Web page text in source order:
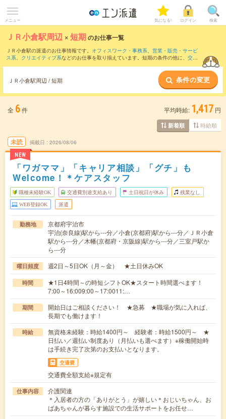
メニュー 気になる! ログイン 検索
ＪＲ小倉駅周辺 ×短期のお仕事一覧
ＪＲ小倉駅の派遣のお仕事情報です。 オフィスワーク・事務系、 営業・販売・サービ
ス系、 クリエイティブ系などのお仕事を取り揃えています。短期の条件の他に、 交通
ＪＲ小倉駅周辺 / 短期 条件の変更
全 6件 平均時給: 1,417 円
新着順 時給順
未読
NEW
掲載日 2026/08/06
「ワガママ」「キャリア相談」「グチ」も
Welcome！＊ケアスタッフ
職種未経験OK 交通費別途支給あり 土日祝日が休み 残業なし
WEB登録OK 派遣
勤務地
京都府宇治市
宇治(奈良線)駅から---分／小倉(京都府)駅から---分／ＪＲ小倉
駅から---分／木幡(京都府・京阪線)駅から---分／三室戸駅か
ら---分
曜日頻度 週2日～5日OK（月～金） ★土日休みOK
時間
★1日4時間～の時短シフトOK★スタート時間選べます！
7:00～16:009:00～17:0011:…
期間
開始日はご相談ください！ ★急募 ★職場が気に入れば、
長期でも働けます！
時給
無資格未経験：時給1400円～ 経験者：時給1500円～ ★
日払い／週払い制度あり（月払いも選べます）※稼働開始時
は手続き完了次第のお支払いとなります。
交通費
交通費全額支給※規定有
仕事内容
介護関連
＊入居者の方の「ありがとう」が嬉しい＊おじいちゃん、お
ばあちゃんが暮らす施設での生活サポートをお任せ…